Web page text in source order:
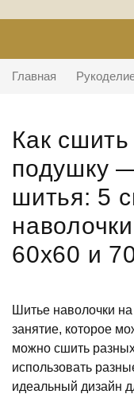
Главная
Как
подушку
шитья: 5
60х60 и
Шитье наволочки
занятие, которое
можно сшить
использовать
идеальный дизайн